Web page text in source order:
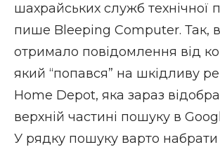
шахрайських служб технічної
пише Bleeping Computer. Так,
отримало повідомлення від
який “попався” на шкідливу
Home Depot, яка зараз
верхній частині пошуку в
У рядку пошуку варто набрати